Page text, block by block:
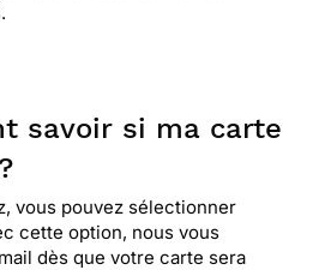
savoir si ma carte
vous pouvez sélectionner
cette option, nous vous
dès que votre carte sera